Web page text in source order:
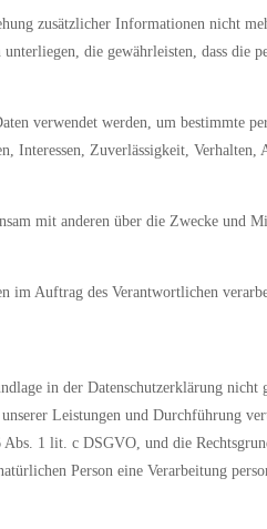
zusätzlicher Informationen nicht
die gewährleisten, dass die
verwendet werden, um bestimmte
Zuverlässigkeit,
mit anderen über die Zwecke und
im Auftrag des Verantwortlichen
in der Datenschutzerklärung
Leistungen und Durchführung
1 lit. c DSGVO, und die
Person eine Verarbeitung